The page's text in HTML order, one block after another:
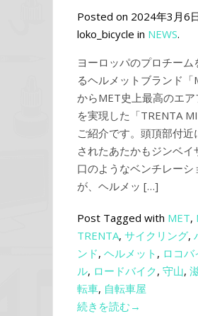
Posted on 2024年3月6
loko_bicycle in NEWS.
ヨーロッパのプロチーム
るヘルメットブランド「
からMET史上最高のエア
を実現した「TRENTA
ご紹介です。頭頂部付近
されたあたかもジンベイ
口のようなベンチレーシ
が、ヘルメッ […]
Post Tagged with MET,
TRENTA, サイクリング,
ンド, ヘルメット , ロコバ
ル, ロードバイク, 守山,
転車, 自転車屋
続きを読む→